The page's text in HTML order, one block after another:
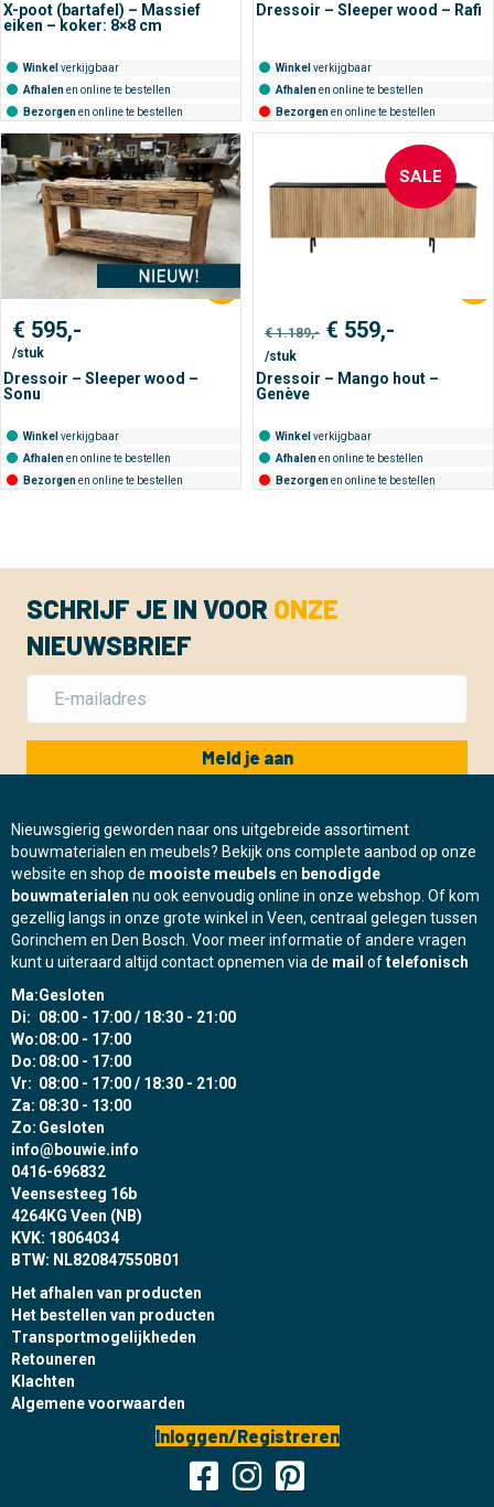
X-poot (bartafel) – Massief
eiken – koker: 8×8 cm
Winkel verkijgbaar
Afhalenen online te bestellen
Bezorgenen online te bestellen
Dressoir – Sleeper wood – Rafi
Winkel verkijgbaar
Afhalenen online te bestellen
Bezorgenen online te bestellen
€ 595,-
/stuk
Dressoir – Sleeper wood –
Sonu
Winkel verkijgbaar
Afhalenen online te bestellen
Bezorgenen online te bestellen
SALE
€1.189,- Oorspronkelijke
prijs
€ 1.189,-.
€ 559,-
€ 559,-.
/stuk
Dressoir – Mango hout –
Genève
Winkel verkijgbaar
Afhalenen online te bestellen
Bezorgenen online te bestellen
SCHRIJF JE IN VOOR ONZE
NIEUWSBRIEF
Meld je aan
Nieuwsgierig geworden naar ons uitgebreide assortiment
bouwmaterialen en meubels? Bekijk ons complete aanbod op onze
website en shop de mooiste meubels en benodigde
bouwmaterialen nu ook eenvoudig online in onze webshop. Of kom
gezellig langs in onze grote winkel in Veen, centraal gelegen tussen
Gorinchem en Den Bosch. Voor meer informatie of andere vragen
kunt u uiteraard altijd contact opnemen via de mail oftelefonisch
Ma:Gesloten
Di: 08:00 - 17:00 / 18:30 - 21:00
Wo:08:00 - 17:00
Do: 08:00 - 17:00
Vr: 08:00 - 17:00 / 18:30 - 21:00
Za: 08:30 - 13:00
Zo: Gesloten
info@bouwie.info
0416-696832
Veensesteeg 16b
4264KG Veen (NB)
KVK: 18064034
BTW: NL820847550B01
Het afhalen van producten
Het bestellen van producten
Transportmogelijkheden
Retouneren
Klachten
Algemene voorwaarden
Inloggen/Registreren